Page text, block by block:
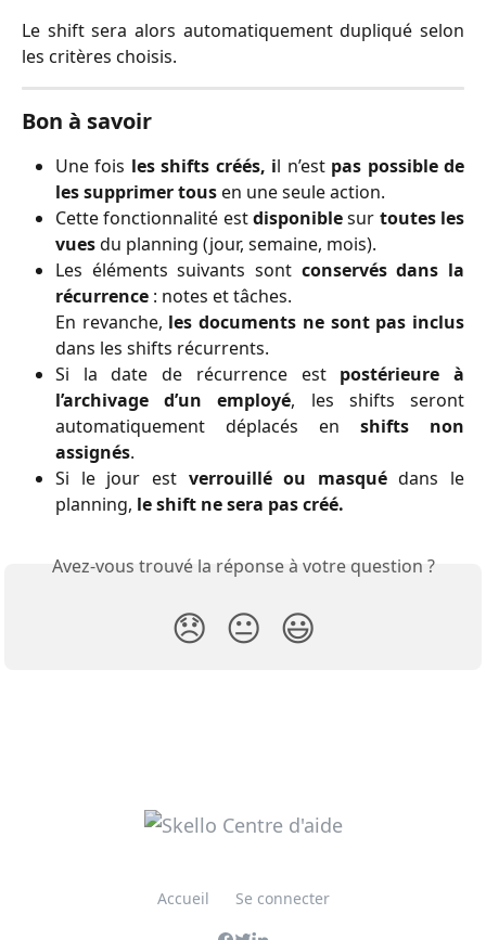
Le shift sera alors automatiquement dupliqué selon
les critères choisis.
Bon à savoir
Une fois les shifts créés, il n’est pas possible de
les supprimer tousen une seule action.
Cette fonctionnalité estdisponiblesur toutes les
vuesdu planning (jour, semaine, mois).
Les éléments suivants sont conservés dans la
récurrence : notes et tâches.
En revanche, les documents ne sont pas inclus
dans les shifts récurrents.
Si la date de récurrence est postérieure à
l’archivage d’un employé, les shifts seront
automatiquement déplacés en shifts non
assignés.
Si le jour est verrouillé ou masquédans le
planning, le shift ne sera pas créé.
Avez-vous trouvé la réponse à votre question ?
😞 😐 😃
Accueil Se connecter